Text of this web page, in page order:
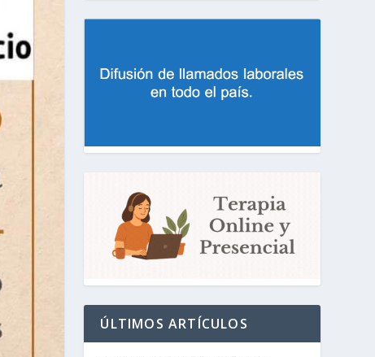
ÚLTIMOS ARTÍCULOS